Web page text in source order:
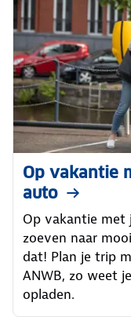
Op vakantie
auto
Op vakantie met
zoeven naar
dat! Plan je trip
ANWB, zo weet
opladen.